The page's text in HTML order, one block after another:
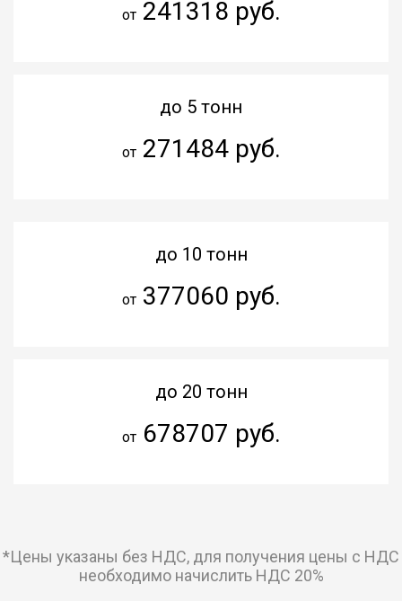
от241318 руб.
до 5 тонн
от271484 руб.
до 10 тонн
от377060 руб.
до 20 тонн
от678707 руб.
*Цены указаны без НДС, для получения цены с НДС
необходимо начислить НДС 20%